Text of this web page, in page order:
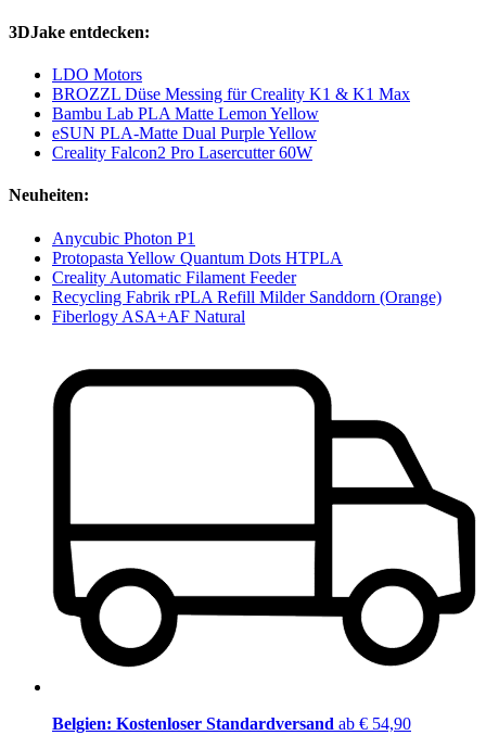
3DJake entdecken:
LDO Motors
BROZZL Düse Messing für Creality K1 & K1 Max
Bambu Lab PLA Matte Lemon Yellow
eSUN PLA-Matte Dual Purple Yellow
Creality Falcon2 Pro Lasercutter 60W
Neuheiten:
Anycubic Photon P1
Protopasta Yellow Quantum Dots HTPLA
Creality Automatic Filament Feeder
Recycling Fabrik rPLA Refill Milder Sanddorn (Orange)
Fiberlogy ASA+AF Natural
Belgien: Kostenloser Standardversand ab € 54,90